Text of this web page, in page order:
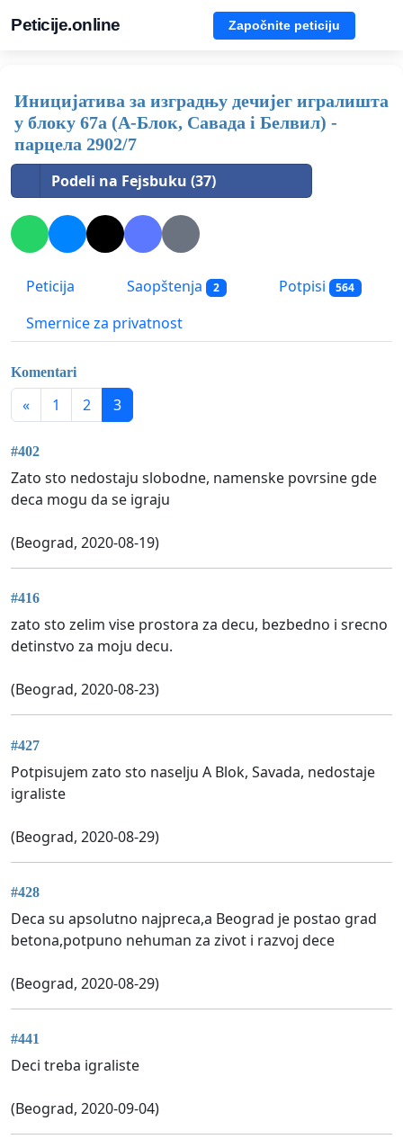
Peticije.online Započnite peticiju
Иницијатива за изградњу дечијег игралишта
у блоку 67а (А-Блок, Савада i Белвил) -
парцела 2902/7
Podeli na Fejsbuku (37)
Peticija Saopštenja 2 Potpisi 564
Smernice za privatnost
Komentari
« 1 2 3
#402
Zato sto nedostaju slobodne, namenske povrsine gde
deca mogu da se igraju
(Beograd, 2020-08-19)
#416
zato sto zelim vise prostora za decu, bezbedno i srecno
detinstvo za moju decu.
(Beograd, 2020-08-23)
#427
Potpisujem zato sto naselju A Blok, Savada, nedostaje
igraliste
(Beograd, 2020-08-29)
#428
Deca su apsolutno najpreca,a Beograd je postao grad
betona,potpuno nehuman za zivot i razvoj dece
(Beograd, 2020-08-29)
#441
Deci treba igraliste
(Beograd, 2020-09-04)